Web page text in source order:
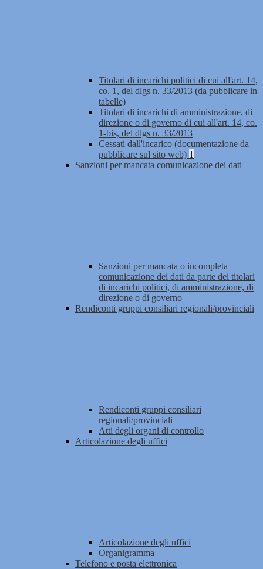
Titolari di incarichi politici di cui all'art. 14,
co. 1, del dlgs n. 33/2013 (da pubblicare in
tabelle)
Titolari di incarichi di amministrazione, di
direzione o di governo di cui all'art. 14, co.
1-bis, del dlgs n. 33/2013
Cessati dall'incarico (documentazione da
pubblicare sul sito web) 1
Sanzioni per mancata comunicazione dei dati
Sanzioni per mancata o incompleta
comunicazione dei dati da parte dei titolari
di incarichi politici, di amministrazione, di
direzione o di governo
Rendiconti gruppi consiliari regionali/provinciali
Rendiconti gruppi consiliari
regionali/provinciali
Atti degli organi di controllo
Articolazione degli uffici
Articolazione degli uffici
Organigramma
Telefono e posta elettronica